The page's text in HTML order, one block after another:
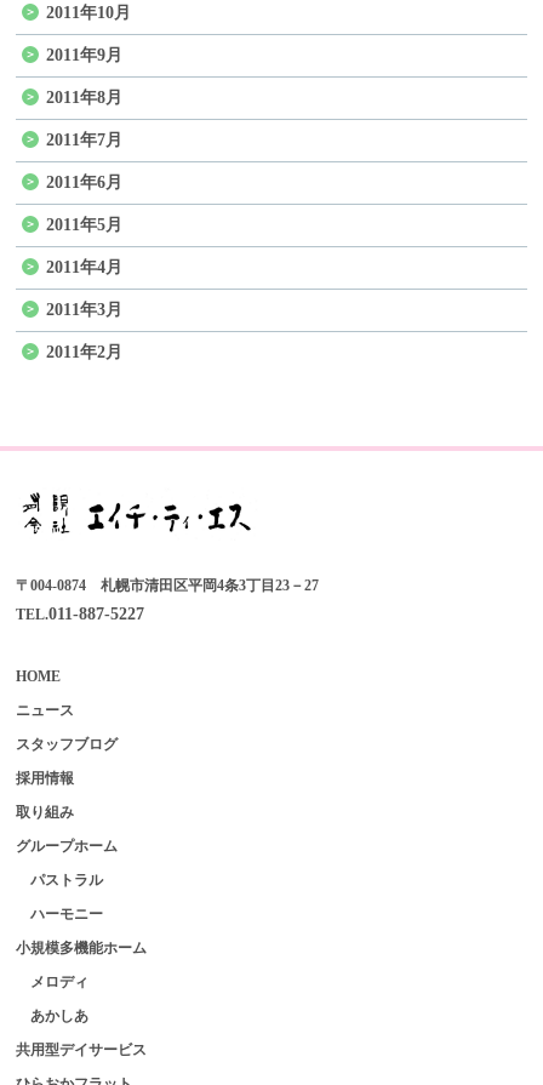
2011年10月
2011年9月
2011年8月
2011年7月
2011年6月
2011年5月
2011年4月
2011年3月
2011年2月
〒004-0874 札幌市清田区平岡4条3丁目23－27
TEL.011-887-5227
HOME
ニュース
スタッフブログ
採用情報
取り組み
グループホーム
パストラル
ハーモニー
小規模多機能ホーム
メロディ
あかしあ
共用型デイサービス